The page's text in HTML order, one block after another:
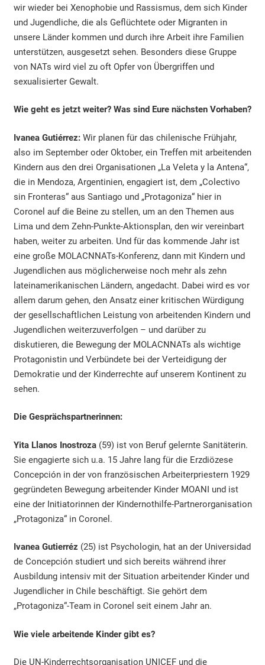
wir wieder bei Xenophobie und Rassismus, dem sich Kinder
und Jugendliche, die als Geflüchtete oder Migranten in
unsere Länder kommen und durch ihre Arbeit ihre Familien
unterstützen, ausgesetzt sehen. Besonders diese Gruppe
von NATs wird viel zu oft Opfer von Übergriffen und
sexualisierter Gewalt.
Wie geht es jetzt weiter? Was sind Eure nächsten Vorhaben?
Ivanea Gutiérrez:Wir planen für das chilenische Frühjahr,
also im September oder Oktober, ein Treffen mit arbeitenden
Kindern aus den drei Organisationen „La Veleta y la Antena“,
die in Mendoza, Argentinien, engagiert ist, dem „Colectivo
sin Fronteras“ aus Santiago und „Protagoniza“ hier in
Coronel auf die Beine zu stellen, um an den Themen aus
Lima und dem Zehn-Punkte-Aktionsplan, den wir vereinbart
haben, weiter zu arbeiten. Und für das kommende Jahr ist
eine große MOLACNNATs-Konferenz, dann mit Kindern und
Jugendlichen aus möglicherweise noch mehr als zehn
lateinamerikanischen Ländern, angedacht. Dabei wird es vor
allem darum gehen, den Ansatz einer kritischen Würdigung
der gesellschaftlichen Leistung von arbeitenden Kindern und
Jugendlichen weiterzuverfolgen – und darüber zu
diskutieren, die Bewegung der MOLACNNATs als wichtige
Protagonistin und Verbündete bei der Verteidigung der
Demokratie und der Kinderrechte auf unserem Kontinent zu
sehen.
Die Gesprächspartnerinnen:
Yita Llanos Inostroza(59) ist von Beruf gelernte Sanitäterin.
Sie engagierte sich u.a. 15 Jahre lang für die Erzdiözese
Concepción in der von französischen Arbeiterpriestern 1929
gegründeten Bewegung arbeitender Kinder MOANI und ist
eine der Initiatorinnen der Kindernothilfe-Partnerorganisation
„Protagoniza“ in Coronel.
Ivanea Gutierréz (25) ist Psychologin, hat an der Universidad
de Concepción studiert und sich bereits während ihrer
Ausbildung intensiv mit der Situation arbeitender Kinder und
Jugendlicher in Chile beschäftigt. Sie gehört dem
„Protagoniza“-Team in Coronel seit einem Jahr an.
Wie viele arbeitende Kinder gibt es?
Die UN-Kinderrechtsorganisation UNICEF und die